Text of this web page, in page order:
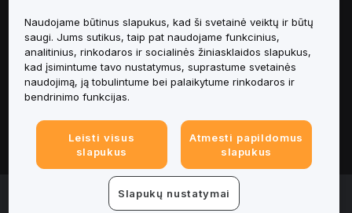
Paslaugos
Pagalba
Produktai
Teisinė informacija
© 2025-2026 Bybit.eu. Visos teisės saugomos.
Naudojame būtinus slapukus, kad ši svetainė veiktų ir būtų
saugi. Jums sutikus, taip pat naudojame funkcinius,
analitinius, rinkodaros ir socialinės žiniasklaidos slapukus,
kad įsimintume tavo nustatymus, suprastume svetainės
naudojimą, ją tobulintume bei palaikytume rinkodaros ir
bendrinimo funkcijas.
Leisti visus
slapukus
Atmesti papildomus
slapukus
Slapukų nustatymai